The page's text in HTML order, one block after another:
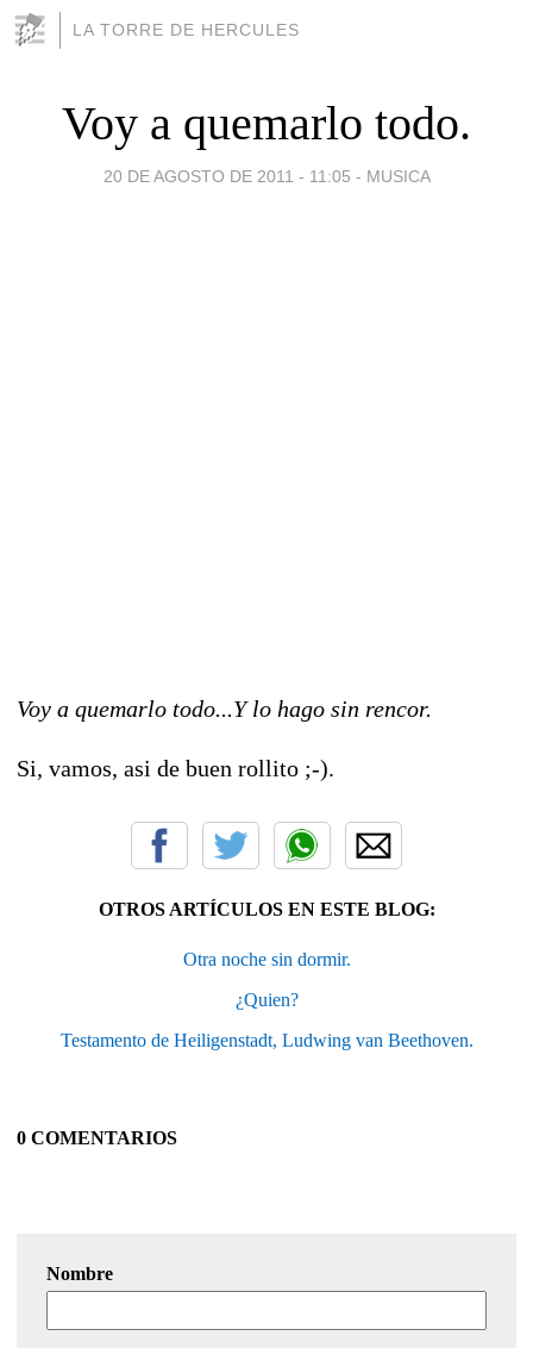
LA TORRE DE HERCULES
Voy a quemarlo todo.
20 DE AGOSTO DE 2011 - 11:05 - MUSICA
Voy a quemarlo todo...Y lo hago sin rencor.
Si, vamos, asi de buen rollito ;-).
OTROS ARTÍCULOS EN ESTE BLOG:
Otra noche sin dormir.
¿Quien?
Testamento de Heiligenstadt, Ludwing van Beethoven.
0 COMENTARIOS
Nombre